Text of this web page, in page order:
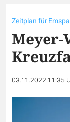
Zeitplan für
03.11.2022 11:35